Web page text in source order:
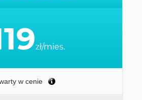
zł/mies.
w cenie